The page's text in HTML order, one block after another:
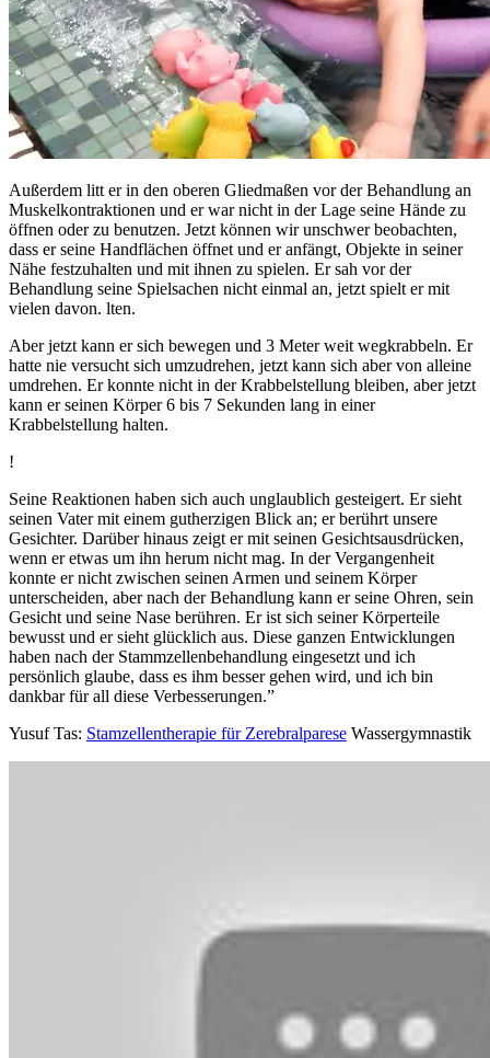
Außerdem litt er in den oberen Gliedmaßen vor der Behandlung an
Muskelkontraktionen und er war nicht in der Lage seine Hände zu
öffnen oder zu benutzen. Jetzt können wir unschwer beobachten,
dass er seine Handflächen öffnet und er anfängt, Objekte in seiner
Nähe festzuhalten und mit ihnen zu spielen. Er sah vor der
Behandlung seine Spielsachen nicht einmal an, jetzt spielt er mit
vielen davon. lten.
Aber jetzt kann er sich bewegen und 3 Meter weit wegkrabbeln. Er
hatte nie versucht sich umzudrehen, jetzt kann sich aber von alleine
umdrehen. Er konnte nicht in der Krabbelstellung bleiben, aber jetzt
kann er seinen Körper 6 bis 7 Sekunden lang in einer
Krabbelstellung halten.
!
Seine Reaktionen haben sich auch unglaublich gesteigert. Er sieht
seinen Vater mit einem gutherzigen Blick an; er berührt unsere
Gesichter. Darüber hinaus zeigt er mit seinen Gesichtsausdrücken,
wenn er etwas um ihn herum nicht mag. In der Vergangenheit
konnte er nicht zwischen seinen Armen und seinem Körper
unterscheiden, aber nach der Behandlung kann er seine Ohren, sein
Gesicht und seine Nase berühren. Er ist sich seiner Körperteile
bewusst und er sieht glücklich aus. Diese ganzen Entwicklungen
haben nach der Stammzellenbehandlung eingesetzt und ich
persönlich glaube, dass es ihm besser gehen wird, und ich bin
dankbar für all diese Verbesserungen.”
Yusuf Tas: Stamzellentherapie für Zerebralparese Wassergymnastik